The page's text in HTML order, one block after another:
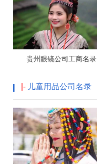
贵州眼镜公司工商名录
|- 儿童用品公司名录